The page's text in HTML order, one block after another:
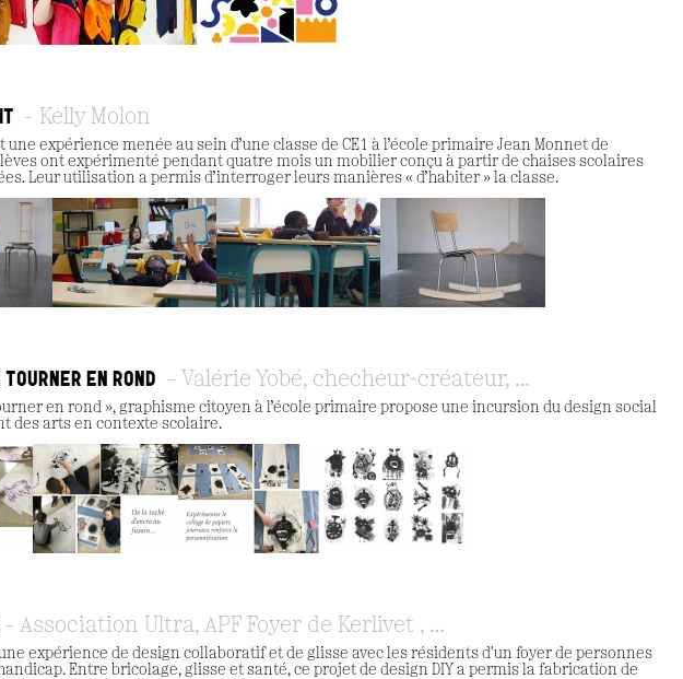
Kelly Molon
expérience menée au sein d’une classe de CE1 à l’école primaire Jean Monnet de
ont expérimenté pendant quatre mois un mobilier conçu à partir de chaises scolaires
Leur utilisation a permis d’interroger leurs manières « d’habiter » la classe.
EN ROND Valérie Yobé, checheur-créateur, …
en rond », graphisme citoyen à l’école primaire propose une incursion du design social
des arts en contexte scolaire.
Association Ultra, APF Foyer de Kerlivet , …
expérience de design collaboratif et de glisse avec les résidents d'un foyer de personnes
Entre bricolage, glisse et santé, ce projet de design DIY a permis la fabrication de